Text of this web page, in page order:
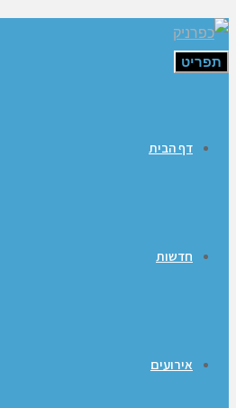
תפריט
דף הבית
חדשות
אירועים